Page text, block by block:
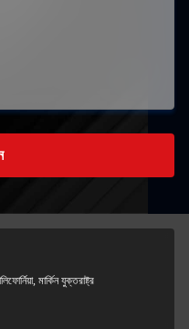
মার্কিন যুক্তরাষ্ট্র